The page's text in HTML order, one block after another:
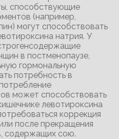
способствующие
(например,
могут способствовать
натрия. У
в постменопаузе,
гормональную
потребность в
может способствовать
левотироксина
коррекция
после прекращения
содержащих сою.